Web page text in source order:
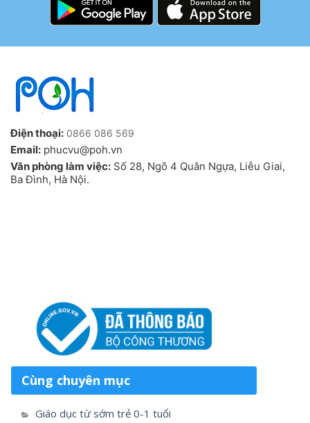
Điện thoại: 0866 086 569
Email: phucvu@poh.vn
Văn phòng làm việc: Số 28, Ngõ 4 Quân Ngựa, Liễu Giai,
Ba Đình, Hà Nội.
Cùng chuyên mục
Giáo dục từ sớm trẻ 0-1 tuổi